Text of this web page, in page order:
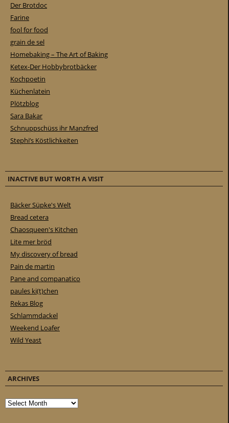
Der Brotdoc
Farine
fool for food
grain de sel
Homebaking – The Art of Baking
Ketex-Der Hobbybrotbäcker
Kochpoetin
Küchenlatein
Plötzblog
Sara Bakar
Schnuppschüss ihr Manzfred
Stephi’s Köstlichkeiten
INACTIVE BUT WORTH A VISIT
Bäcker Süpke's Welt
Bread cetera
Chaosqueen's Kitchen
Lite mer bröd
My discovery of bread
Pain de martin
Pane and companatico
paules ki(t)chen
Rekas Blog
Schlammdackel
Weekend Loafer
Wild Yeast
ARCHIVES
Archives